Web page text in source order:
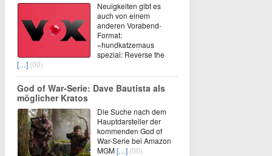
Neuigkeiten gibt es
auch von einem
anderen Vorabend-
Format:
«hundkatzemaus
spezial: Reverse the
[…] (00)
God of War-Serie: Dave Bautista als
möglicher Kratos
Die Suche nach dem
Hauptdarsteller der
kommenden God of
War-Serie bei Amazon
MGM[…] (00)